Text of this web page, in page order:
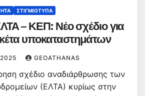
ΣΤΙΓΜΙΌΤΥΠΑ
– ΚΕΠ: Νέο σχέδιο για
υποκαταστημάτων
GEOATHANAS
σχέδιο αναδιάρθρωσης των
(ΕΛΤΑ) κυρίως στην